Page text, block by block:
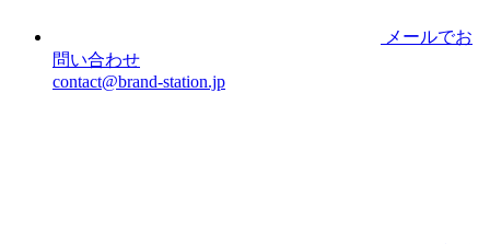
メールでお
問い合わせ
contact@brand-station.jp